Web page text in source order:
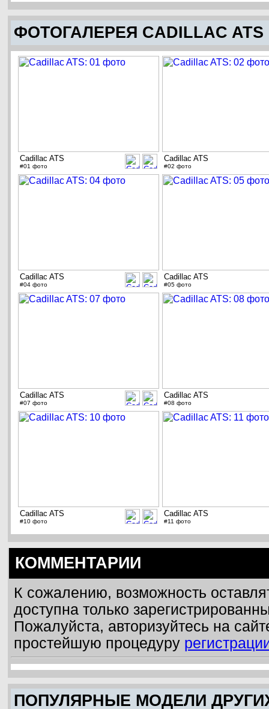
ФОТОГАЛЕРЕЯ CADILLAC ATS
Cadillac ATS
#01 фото
Cadillac ATS
#02 фото
Cadillac ATS
#04 фото
Cadillac ATS
#05 фото
Cadillac ATS
#07 фото
Cadillac ATS
#08 фото
Cadillac ATS
#10 фото
Cadillac ATS
#11 фото
КОММЕНТАРИИ
К сожалению, возможность
доступна только
Пожалуйста, авторизуйтесь на
простейшую процедуру
ПОПУЛЯРНЫЕ МОДЕЛИ